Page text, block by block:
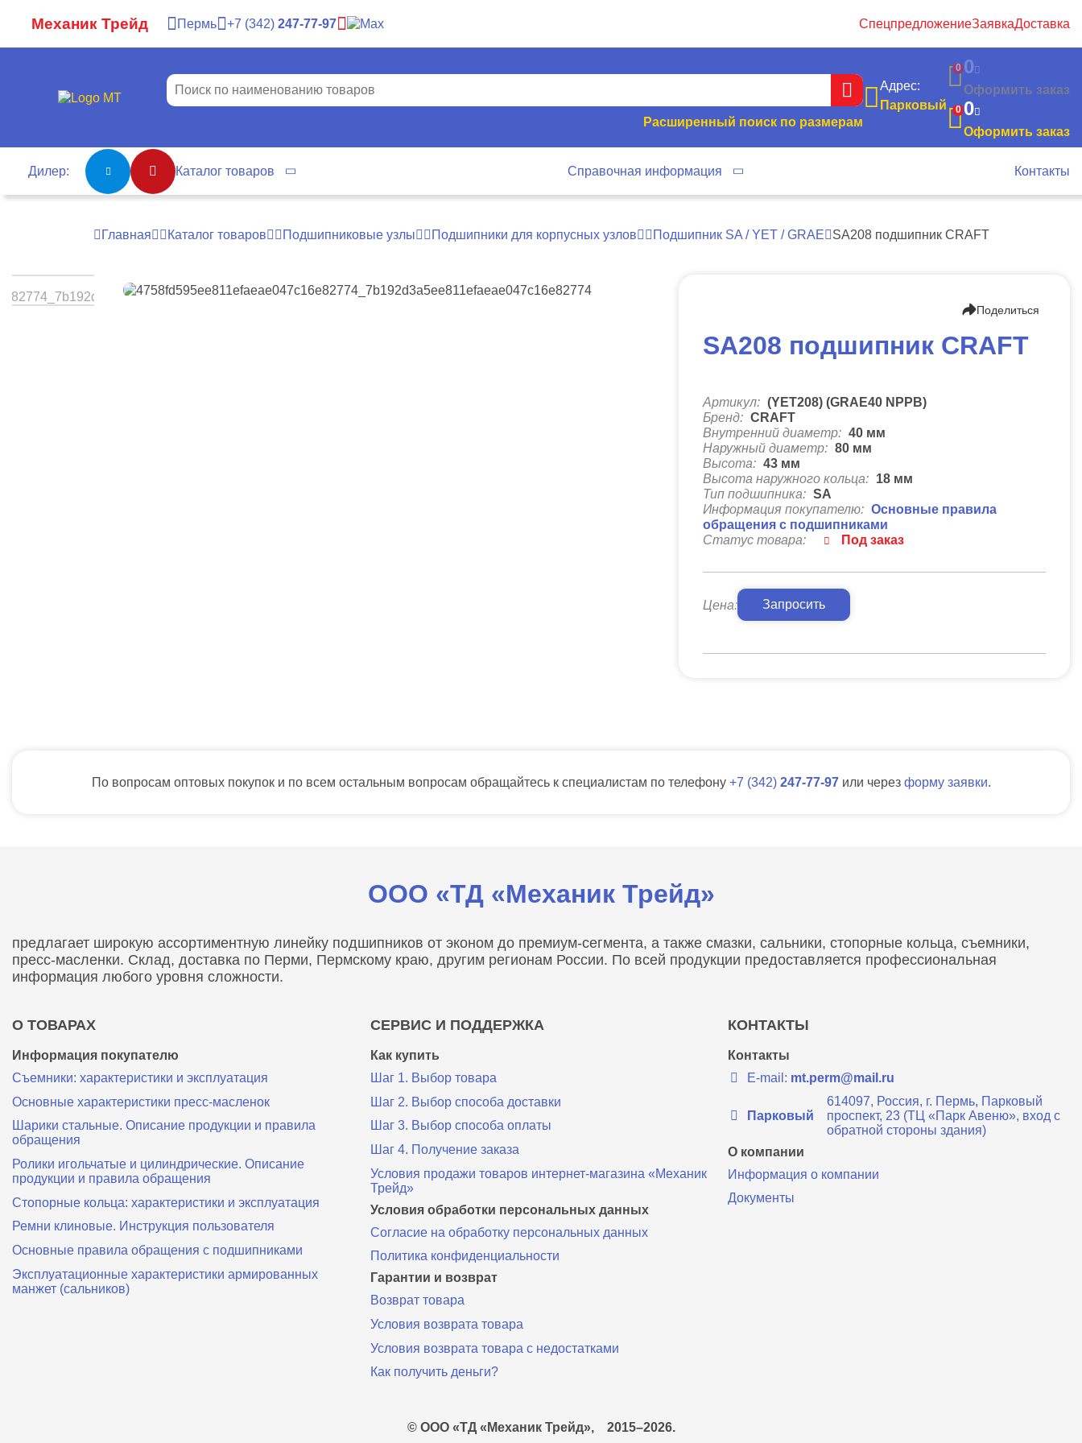
Механик Трейд Пермь 7 342 247-77-97 СпецпредложениеЗаявкаДоставка
Расширенный поиск по размерам
Адрес:
Парковый
0 0
Оформить заказ
0 0
Оформить заказ
Дилер: Каталог товаров Справочная информация Контакты
Главная Каталог товаров Подшипниковые узлы Подшипники для корпусных узлов Подшипник SA / YET / GRAE SA208 подшипник CRAFT
Поделиться
SA208 подшипник CRAFT
Артикул: (YET208) (GRAE40 NPPB)
Бренд: CRAFT
Внутренний диаметр: 40 мм
Наружный диаметр: 80 мм
Высота: 43 мм
Высота наружного кольца: 18 мм
Тип подшипника: SA
Информация покупателю: Основные правила
обращения с подшипниками
Статус товара:
Под заказ
Цена: Запросить
По вопросам оптовых покупок и по всем остальным вопросам обращайтесь к специалистам по телефону 7 342 247-77-97 или через форму заявки.
ООО «ТД «Механик Трейд»
предлагает широкую ассортиментную линейку подшипников от эконом до премиум-сегмента, а также смазки, сальники, стопорные кольца, съемники,
пресс-масленки. Склад, доставка по Перми, Пермскому краю, другим регионам России. По всей продукции предоставляется профессиональная
информация любого уровня сложности.
О ТОВАРАХ
Информация покупателю
Съемники: характеристики и эксплуатация
Основные характеристики пресс‑масленок
Шарики стальные. Описание продукции и правила
обращения
Ролики игольчатые и цилиндрические. Описание
продукции и правила обращения
Стопорные кольца: характеристики и эксплуатация
Ремни клиновые. Инструкция пользователя
Основные правила обращения с подшипниками
Эксплуатационные характеристики армированных
манжет (сальников)
СЕРВИС И ПОДДЕРЖКА
Как купить
Шаг 1. Выбор товара
Шаг 2. Выбор способа доставки
Шаг 3. Выбор способа оплаты
Шаг 4. Получение заказа
Условия продажи товаров интернет-магазина «Механик
Трейд»
Условия обработки персональных данных
Согласие на обработку персональных данных
Политика конфиденциальности
Гарантии и возврат
Возврат товара
Условия возврата товара
Условия возврата товара с недостатками
Как получить деньги?
КОНТАКТЫ
Контакты
E-mail: mt.perm@mail.ru
Парковый
614097, Россия, г. Пермь, Парковый
проспект, 23 (ТЦ «Парк Авеню», вход с
обратной стороны здания)
О компании
Информация о компании
Документы
© ООО «ТД «Механик Трейд», 2015–2026.